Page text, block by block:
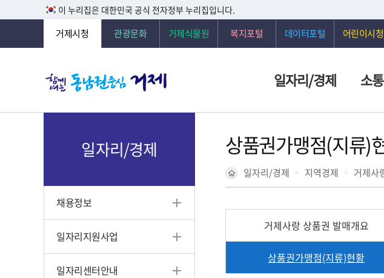
이 누리집은 대한민국 공식 전자정부 누리집입니다.
거제시청 관광문화 거제식물원 복지포털 데이터포털 어린이시청
일자리/경제 소
일자리/경제
채용정보
일자리지원사업
일자리센터안내
상품권가맹점(지류)
일자리/경제 지역경제 거제사
거제사랑 상품권 발매개요
상품권가맹점(지류)현황